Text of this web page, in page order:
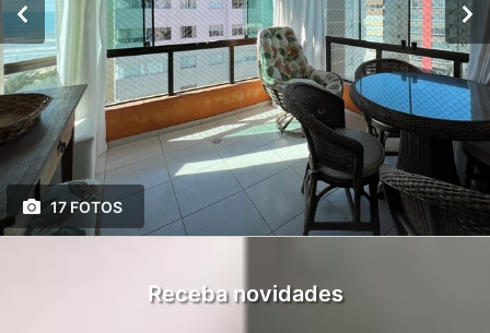
17 FOTOS
Receba novidades